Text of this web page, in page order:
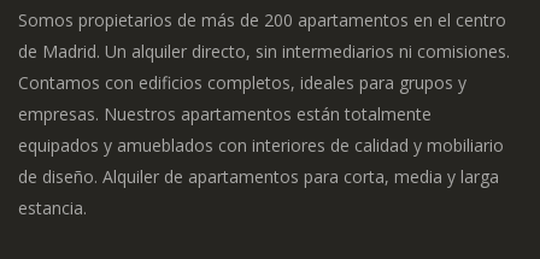
Somos propietarios de más de 200 apartamentos en el centro
de Madrid. Un alquiler directo, sin intermediarios ni comisiones.
Contamos con edificios completos, ideales para grupos y
empresas. Nuestros apartamentos están totalmente
equipados y amueblados con interiores de calidad y mobiliario
de diseño. Alquiler de apartamentos para corta, media y larga
estancia.